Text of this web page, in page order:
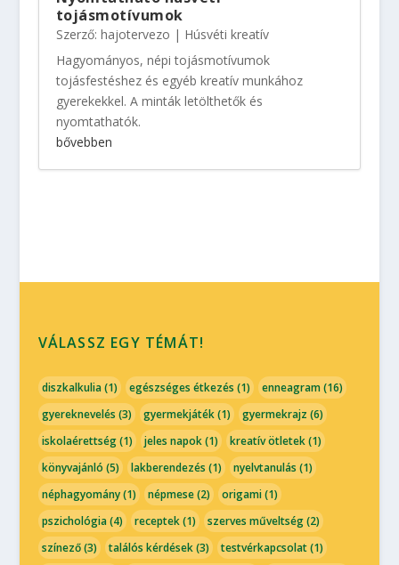
tojásmotívumok
Szerző: hajotervezo | Húsvéti kreatív
Hagyományos, népi tojásmotívumok
tojásfestéshez és egyéb kreatív munkához
gyerekekkel. A minták letölthetők és
nyomtathatók.
bővebben
VÁLASSZ EGY TÉMÁT!
diszkalkulia(1) egészséges étkezés (1) enneagram(16)
gyereknevelés (3) gyermekjáték(1) gyermekrajz (6)
iskolaérettség(1) jeles napok(1) kreatív ötletek(1)
könyvajánló (5) lakberendezés (1) nyelvtanulás (1)
néphagyomány(1) népmese(2) origami(1)
pszichológia(4) receptek(1) szerves műveltség(2)
színező(3) találós kérdések(3) testvérkapcsolat(1)